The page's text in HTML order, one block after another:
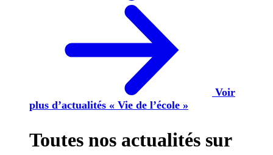
Voir
plus d’actualités « Vie de l’école »
Toutes nos actualités sur